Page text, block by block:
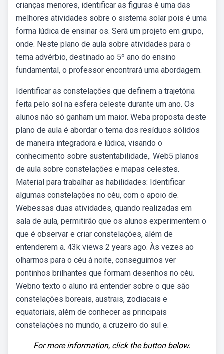
crianças menores, identificar as figuras é uma das
melhores atividades sobre o sistema solar pois é uma
forma lúdica de ensinar os. Será um projeto em grupo,
onde. Neste plano de aula sobre atividades para o
tema advérbio, destinado ao 5º ano do ensino
fundamental, o professor encontrará uma abordagem.
Identificar as constelações que definem a trajetória
feita pelo sol na esfera celeste durante um ano. Os
alunos não só ganham um maior. Weba proposta deste
plano de aula é abordar o tema dos resíduos sólidos
de maneira integradora e lúdica, visando o
conhecimento sobre sustentabilidade,. Web5 planos
de aula sobre constelações e mapas celestes.
Material para trabalhar as habilidades: Identificar
algumas constelações no céu, com o apoio de.
Webessas duas atividades, quando realizadas em
sala de aula, permitirão que os alunos experimentem o
que é observar e criar constelações, além de
entenderem a. 43k views 2 years ago. Às vezes ao
olharmos para o céu à noite, conseguimos ver
pontinhos brilhantes que formam desenhos no céu.
Webno texto o aluno irá entender sobre o que são
constelações boreais, austrais, zodiacais e
equatoriais, além de conhecer as principais
constelações no mundo, a cruzeiro do sul e.
For more information, click the button below.